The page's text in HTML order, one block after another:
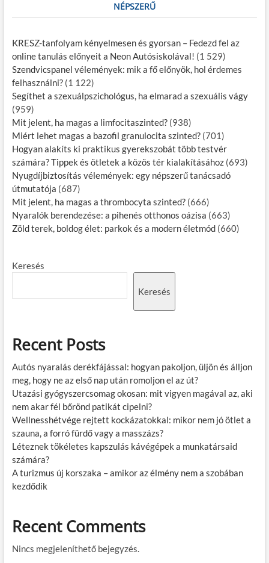
NÉPSZERŰ
KRESZ-tanfolyam kényelmesen és gyorsan – Fedezd fel az
online tanulás előnyeit a Neon Autósiskolával! (1 529)
Szendvicspanel vélemények: mik a fő előnyök, hol érdemes
felhasználni? (1 122)
Segíthet a szexuálpszichológus, ha elmarad a szexuális vágy
(959)
Mit jelent, ha magas a limfocitaszinted? (938)
Miért lehet magas a bazofil granulocita szinted? (701)
Hogyan alakíts ki praktikus gyerekszobát több testvér
számára? Tippek és ötletek a közös tér kialakításához (693)
Nyugdíjbiztosítás vélemények: egy népszerű tanácsadó
útmutatója (687)
Mit jelent, ha magas a thrombocyta szinted? (666)
Nyaralók berendezése: a pihenés otthonos oázisa (663)
Zöld terek, boldog élet: parkok és a modern életmód (660)
Keresés
Keresés
Recent Posts
Autós nyaralás derékfájással: hogyan pakoljon, üljön és álljon
meg, hogy ne az első nap után romoljon el az út?
Utazási gyógyszercsomag okosan: mit vigyen magával az, aki
nem akar fél bőrönd patikát cipelni?
Wellnesshétvége rejtett kockázatokkal: mikor nem jó ötlet a
szauna, a forró fürdő vagy a masszázs?
Léteznek tökéletes kapszulás kávégépek a munkatársaid
számára?
A turizmus új korszaka – amikor az élmény nem a szobában
kezdődik
Recent Comments
Nincs megjeleníthető bejegyzés.